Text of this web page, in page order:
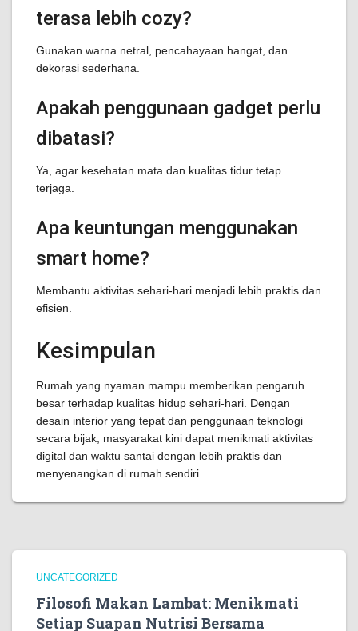
terasa lebih cozy?
Gunakan warna netral, pencahayaan hangat, dan
dekorasi sederhana.
Apakah penggunaan gadget perlu
dibatasi?
Ya, agar kesehatan mata dan kualitas tidur tetap
terjaga.
Apa keuntungan menggunakan
smart home?
Membantu aktivitas sehari-hari menjadi lebih praktis dan
efisien.
Kesimpulan
Rumah yang nyaman mampu memberikan pengaruh
besar terhadap kualitas hidup sehari-hari. Dengan
desain interior yang tepat dan penggunaan teknologi
secara bijak, masyarakat kini dapat menikmati aktivitas
digital dan waktu santai dengan lebih praktis dan
menyenangkan di rumah sendiri.
UNCATEGORIZED
Filosofi Makan Lambat: Menikmati
Setiap Suapan Nutrisi Bersama